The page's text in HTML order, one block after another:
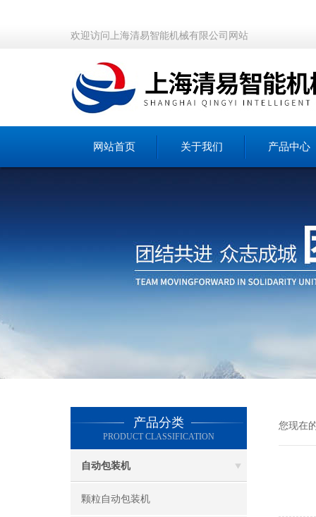
欢迎访问上海清易智能机械有限公司网站
网站首页 关于我们 产品中心
产品分类
PRODUCT CLASSIFICATION
自动包装机
颗粒自动包装机
您现在